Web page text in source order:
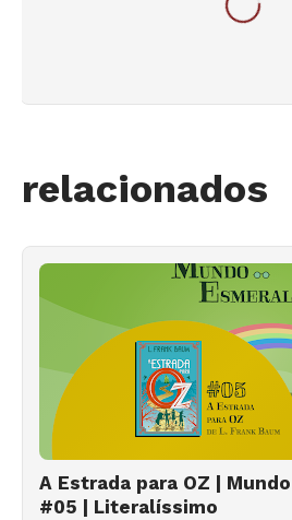
relacionados
A Estrada para OZ |
#05 | Literalíssimo